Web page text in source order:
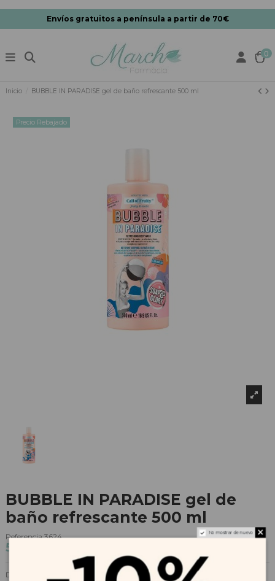
Envíos gratuitos a península a partir de 70€
0
Inicio BUBBLE IN PARADISE gel de baño refrescante 500 ml
Precio Rebajado
BUBBLE IN PARADISE gel de
baño refrescante 500 ml
Referencia 3624
5,36 €
Diluye todos tus problemas con este gel de baño increíblemente
No mostrar de nuevo